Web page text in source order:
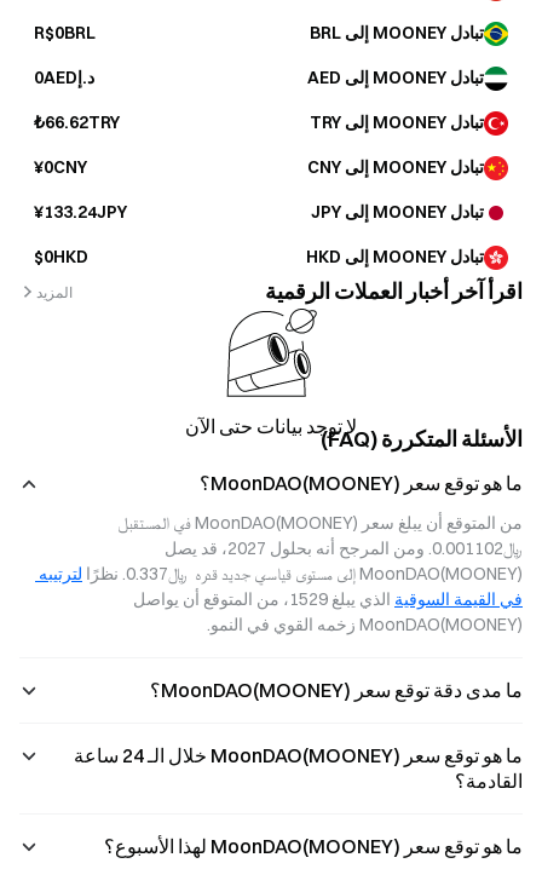
تبادل MOONEY إلى BRL R$0BRL
تبادل MOONEY إلى AED د.إ0AED
تبادل MOONEY إلى TRY ₺66.62TRY
تبادل MOONEY إلى CNY ¥0CNY
تبادل MOONEY إلى JPY ¥133.24JPY
تبادل MOONEY إلى HKD $0HKD
اقرأ آخر أخبار العملات الرقمية المزيد
لا توجد بيانات حتى الآن الأسئلة المتكررة (FAQ)
ما هو توقع سعر MoonDAO(MOONEY)؟
MoonDAO(MOONEY) إلى مستوى قياسي جديد قدره  ﷼‎0.337. نظرًا
في القيمة السوقية
MoonDAO(MOONEY) زخمه القوي في النمو.
ما مدى دقة توقع سعر MoonDAO(MOONEY)؟
ما هو توقع سعر MoonDAO(MOONEY) خلال الـ 24 ساعة
القادمة؟
ما هو توقع سعر MoonDAO(MOONEY) لهذا الأسبوع؟